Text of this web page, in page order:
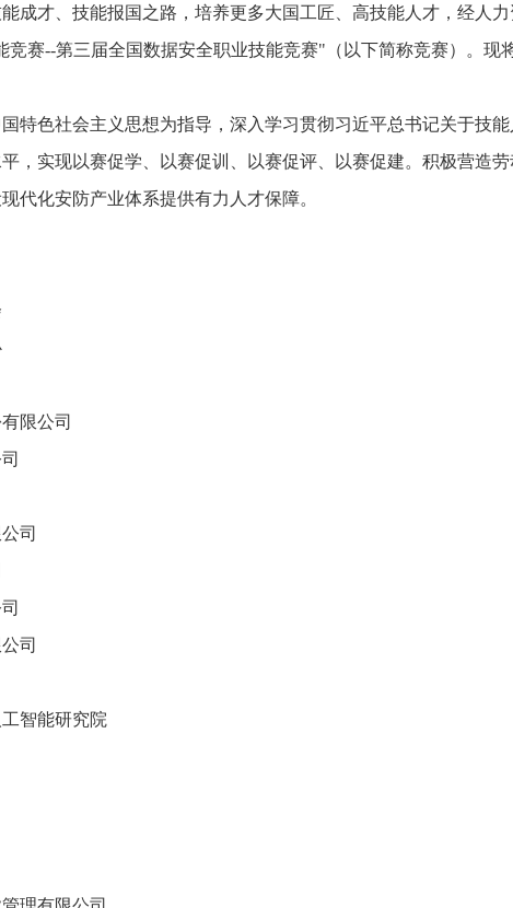
成才、技能报国之路，培养更多大国工匠、高技能人才，经人
竞赛--第三届全国数据安全职业技能竞赛"（以下简称竞赛）。现
色社会主义思想为指导，深入学习贯彻习近平总书记关于技
，实现以赛促学、以赛促训、以赛促评、以赛促建。积极营造
代化安防产业体系提供有力人才保障。
限公司
司
司
智能研究院